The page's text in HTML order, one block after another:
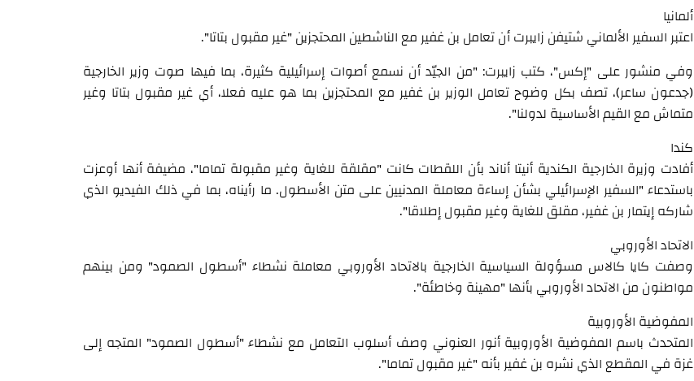
ألمانيا
اعتبر السفير الألماني شتيفن زايبرت أن تعامل بن غفير مع الناشطين المحتجزين "غير مقبول بتاتا".
وفي منشور على "إكس"، كتب زايبرت: "من الجيّد أن نسمع أصوات إسرائيلية كثيرة، بما فيها صوت وزير الخارجية
(جدعون ساعر)، تصف بكل وضوح تعامل الوزير بن غفير مع المحتجزين بما هو عليه فعلا، أي غير مقبول بتاتا وغير
متماش مع القيم الأساسية لدولنا".
كندا
أفادت وزيرة الخارجية الكندية أنيتا أناند بأن اللقطات كانت "مقلقة للغاية وغير مقبولة تماما"، مضيفة أنها أوعزت
باستدعاء "السفير الإسرائيلي بشأن إساءة معاملة المدنيين على متن الأسطول. ما رأيناه، بما في ذلك الفيديو الذي
شاركه إيتمار بن غفير، مقلق للغاية وغير مقبول إطلاقا".
الاتحاد الأوروبي
وصفت كايا كالاس مسؤولة السياسية الخارجية بالاتحاد الأوروبي معاملة نشطاء "أسطول الصمود" ومن بينهم
مواطنون من الاتحاد الأوروبي بأنها "مهينة وخاطئة".
المفوضية الأوروبية
المتحدث باسم المفوضية الأوروبية أنور العنوني وصف أسلوب التعامل مع نشطاء "أسطول الصمود" المتجه إلى
غزة في المقطع الذي نشره بن غفير بأنه "غير مقبول تماما".